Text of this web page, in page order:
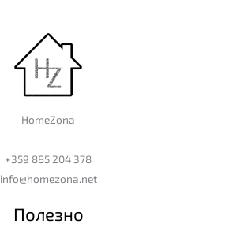
HomeZona
+359 885 204 378
info@homezona.net
Полезно